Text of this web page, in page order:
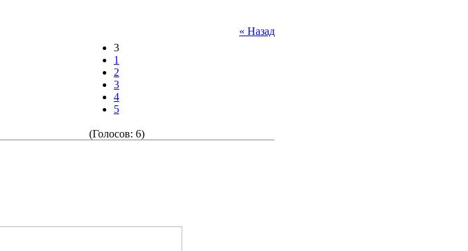
3
1
2
3
4
5
(Голосов: 6)
« Назад